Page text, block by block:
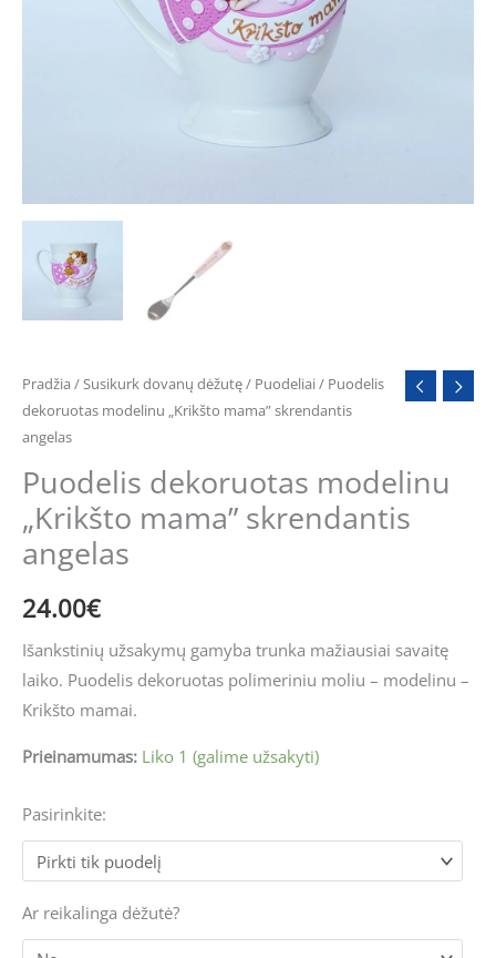
Pradžia /Susikurk dovanų dėžutę/ Puodeliai/ Puodelis
dekoruotas modelinu „Krikšto mama” skrendantis
angelas
Puodelis dekoruotas modelinu
„Krikšto mama” skrendantis
angelas
24.00€
Išankstinių užsakymų gamyba trunka mažiausiai savaitę
laiko. Puodelis dekoruotas polimeriniu moliu – modelinu –
Krikšto mamai.
Prieinamumas: Liko 1 (galime užsakyti)
Pasirinkite:
Ar reikalinga dėžutė?